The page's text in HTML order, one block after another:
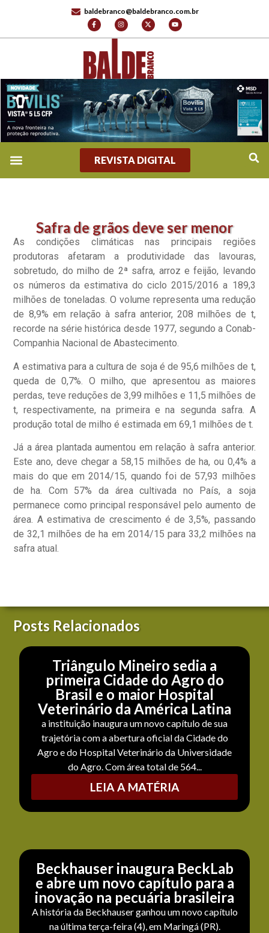
baldebranco@baldebranco.com.br
REVISTA DIGITAL
Safra de grãos deve ser menor
As condições climáticas nas principais regiões
produtoras afetaram a produtividade das lavouras,
sobretudo, do milho de 2ª safra, arroz e feijão, levando
os números da estimativa do ciclo 2015/2016 a 189,3
milhões de toneladas. O volume representa uma redução
de 8,9% em relação à safra anterior, 208 milhões de t,
recorde na série histórica desde 1977, segundo a Conab-
Companhia Nacional de Abastecimento.
A estimativa para a cultura de soja é de 95,6 milhões de t,
queda de 0,7%. O milho, que apresentou as maiores
perdas, teve reduções de 3,99 milhões e 11,5 milhões de
t, respectivamente, na primeira e na segunda safra. A
produção total de milho é estimada em 69,1 milhões de t.
Já a área plantada aumentou em relação à safra anterior.
Este ano, deve chegar a 58,15 milhões de ha, ou 0,4% a
mais do que em 2014/15, quando foi de 57,93 milhões
de ha. Com 57% da área cultivada no País, a soja
permanece como principal responsável pelo aumento de
área. A estimativa de crescimento é de 3,5%, passando
de 32,1 milhões de ha em 2014/15 para 33,2 milhões na
safra atual.
Posts Relacionados
Triângulo Mineiro sedia a
primeira Cidade do Agro do
Brasil e o maior Hospital
Veterinário da América Latina
a instituição inaugura um novo capítulo de sua
trajetória com a abertura oficial da Cidade do
Agro e do Hospital Veterinário da Universidade
do Agro. Com área total de 564...
LEIA A MATÉRIA
Beckhauser inaugura BeckLab
e abre um novo capítulo para a
inovação na pecuária brasileira
A história da Beckhauser ganhou um novo capítulo
na última terça-feira (4), em Maringá (PR).